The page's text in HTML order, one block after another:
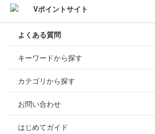
よくある質問
キーワードから探す
カテゴリから探す
お問い合わせ
はじめてガイド